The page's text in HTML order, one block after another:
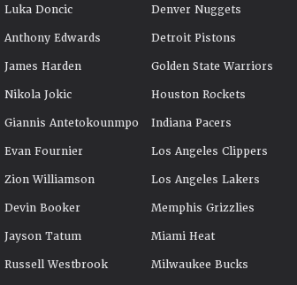
Luka Doncic
Anthony Edwards
James Harden
Nikola Jokic
Giannis Antetokounmpo
Evan Fournier
Zion Williamson
Devin Booker
Jayson Tatum
Russell Westbrook
Denver Nuggets
Detroit Pistons
Golden State Warriors
Houston Rockets
Indiana Pacers
Los Angeles Clippers
Los Angeles Lakers
Memphis Grizzlies
Miami Heat
Milwaukee Bucks